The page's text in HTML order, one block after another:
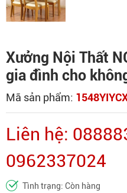
Xưởng Nội Thất
gia đình cho
Mã sản phẩm:
Liên hệ:
0962337024
Tình trạng: Còn hàng